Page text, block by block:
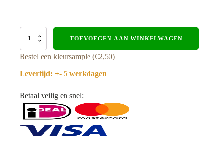
Composiet
-
Zwart
x
19,6cm
aantal
TOEVOEGEN AAN WINKELWAGEN
Bestel een kleursample (€2,50)
Levertijd: +- 5 werkdagen
Betaal veilig en snel: